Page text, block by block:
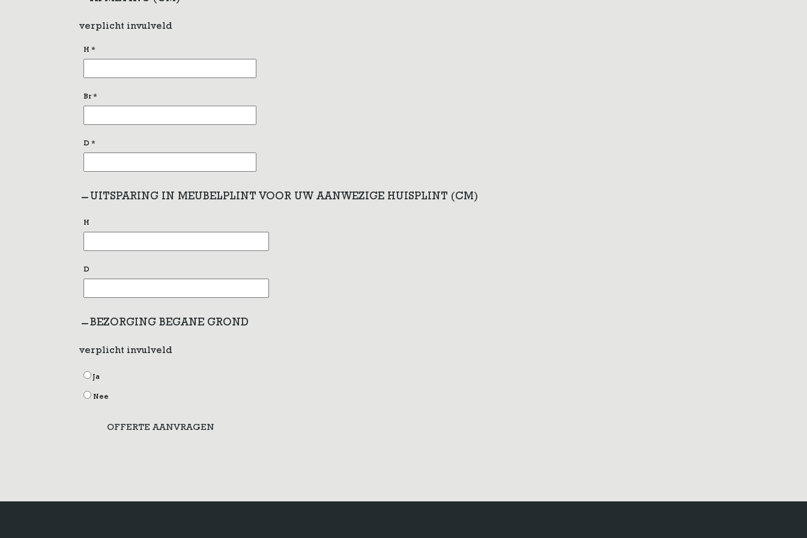
verplicht invulveld
H*
Br*
D*
UITSPARING IN MEUBELPLINT VOOR UW AANWEZIGE HUISPLINT (CM)
H
D
BEZORGING BEGANE GROND
verplicht invulveld
Ja
Nee
OFFERTE AANVRAGEN